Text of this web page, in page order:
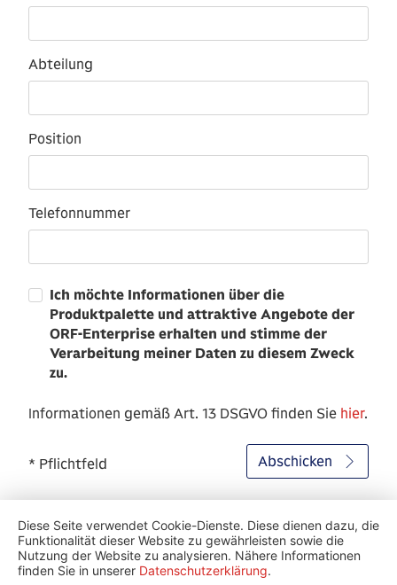
Abteilung
Position
Telefonnummer
Ich möchte Informationen über die
Produktpalette und attraktive Angebote der
ORF-Enterprise erhalten und stimme der
Verarbeitung meiner Daten zu diesem Zweck
zu.
Informationen gemäß Art. 13 DSGVO finden Sie hier.
Abschicken
* Pflichtfeld
Diese Seite verwendet Cookie-Dienste. Diese dienen dazu, die
Funktionalität dieser Website zu gewährleisten sowie die
Nutzung der Website zu analysieren. Nähere Informationen
finden Sie in unserer Datenschutzerklärung.